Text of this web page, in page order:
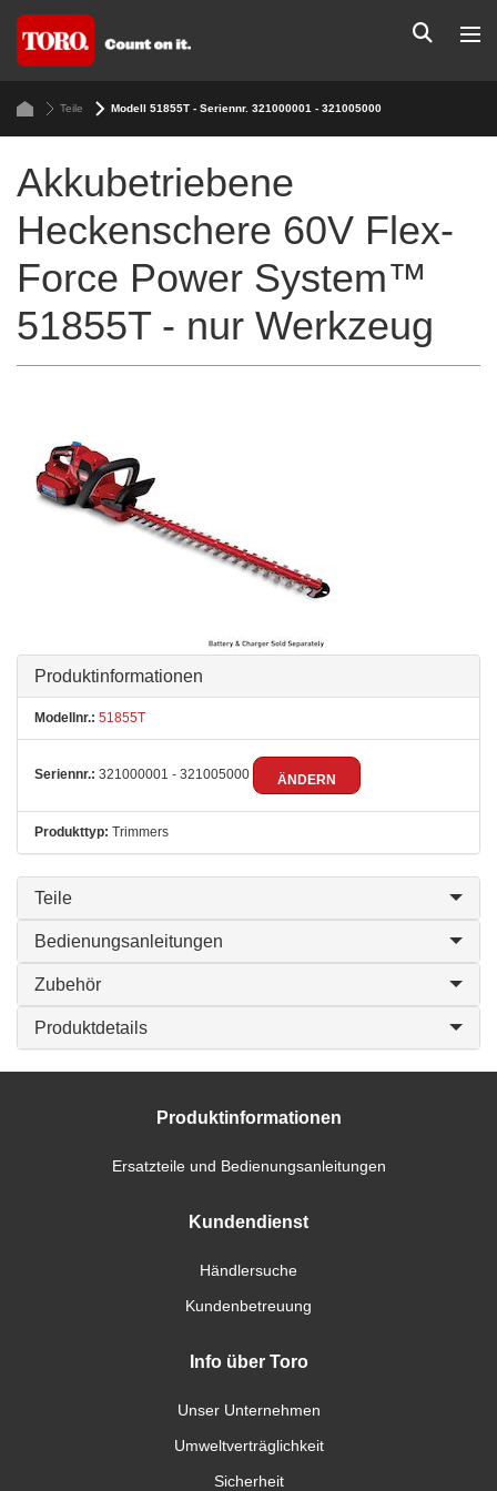
Teile Modell 51855T - Seriennr. 321000001 - 321005000
Akkubetriebene
Heckenschere 60V Flex-
Force Power System™
51855T - nur Werkzeug
Produktinformationen
Modellnr.: 51855T
Seriennr.: 321000001 - 321005000 ÄNDERN
Produkttyp: Trimmers
Teile
Bedienungsanleitungen
Zubehör
Produktdetails
Produktinformationen
Ersatzteile und Bedienungsanleitungen
Kundendienst
Händlersuche
Kundenbetreuung
Info über Toro
Unser Unternehmen
Umweltverträglichkeit
Sicherheit